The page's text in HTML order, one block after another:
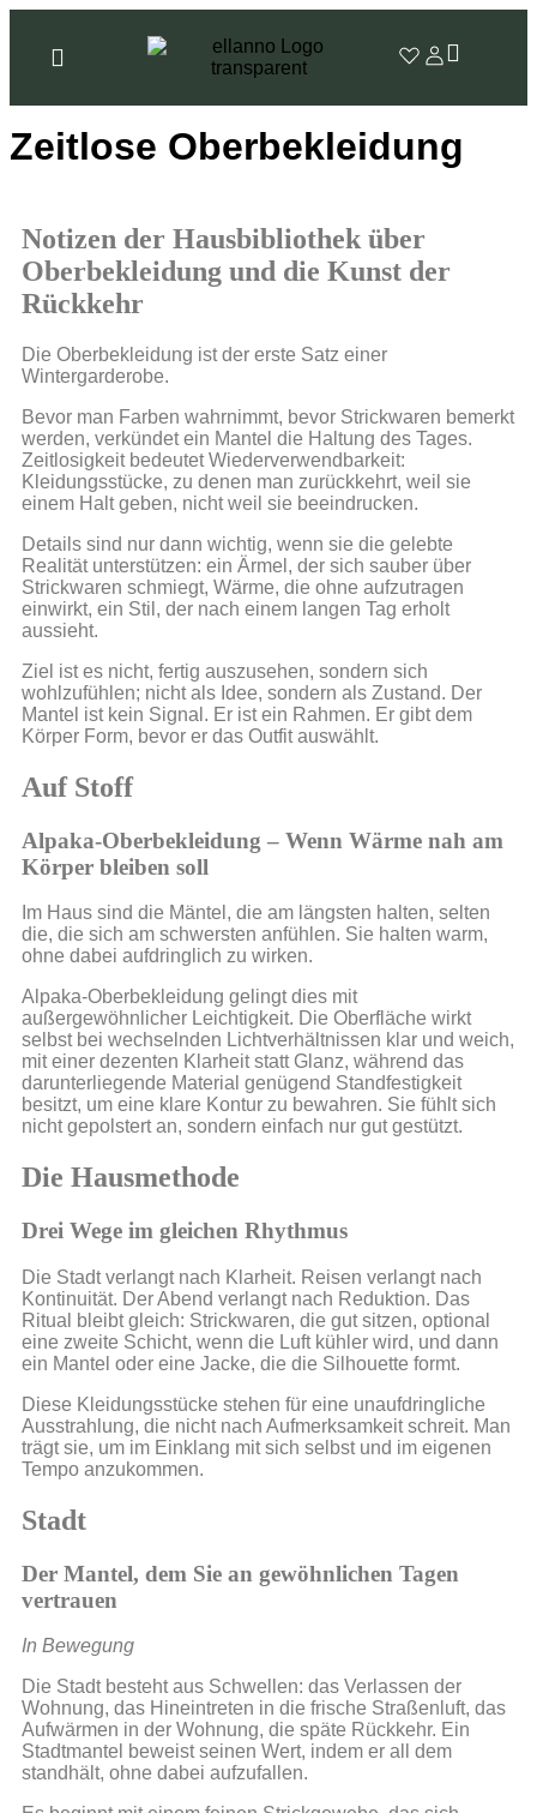
Zeitlose Oberbekleidung
Notizen der Hausbibliothek über
Oberbekleidung und die Kunst der
Rückkehr
Die Oberbekleidung ist der erste Satz einer
Wintergarderobe.
Bevor man Farben wahrnimmt, bevor Strickwaren bemerkt
werden, verkündet ein Mantel die Haltung des Tages.
Zeitlosigkeit bedeutet Wiederverwendbarkeit:
Kleidungsstücke, zu denen man zurückkehrt, weil sie
einem Halt geben, nicht weil sie beeindrucken.
Details sind nur dann wichtig, wenn sie die gelebte
Realität unterstützen: ein Ärmel, der sich sauber über
Strickwaren schmiegt, Wärme, die ohne aufzutragen
einwirkt, ein Stil, der nach einem langen Tag erholt
aussieht.
Ziel ist es nicht, fertig auszusehen, sondern sich
wohlzufühlen; nicht als Idee, sondern als Zustand. Der
Mantel ist kein Signal. Er ist ein Rahmen. Er gibt dem
Körper Form, bevor er das Outfit auswählt.
Auf Stoff
Alpaka-Oberbekleidung – Wenn Wärme nah am
Körper bleiben soll
Im Haus sind die Mäntel, die am längsten halten, selten
die, die sich am schwersten anfühlen. Sie halten warm,
ohne dabei aufdringlich zu wirken.
Alpaka-Oberbekleidung gelingt dies mit
außergewöhnlicher Leichtigkeit. Die Oberfläche wirkt
selbst bei wechselnden Lichtverhältnissen klar und weich,
mit einer dezenten Klarheit statt Glanz, während das
darunterliegende Material genügend Standfestigkeit
besitzt, um eine klare Kontur zu bewahren. Sie fühlt sich
nicht gepolstert an, sondern einfach nur gut gestützt.
Die Hausmethode
Drei Wege im gleichen Rhythmus
Die Stadt verlangt nach Klarheit. Reisen verlangt nach
Kontinuität. Der Abend verlangt nach Reduktion. Das
Ritual bleibt gleich: Strickwaren, die gut sitzen, optional
eine zweite Schicht, wenn die Luft kühler wird, und dann
ein Mantel oder eine Jacke, die die Silhouette formt.
Diese Kleidungsstücke stehen für eine unaufdringliche
Ausstrahlung, die nicht nach Aufmerksamkeit schreit. Man
trägt sie, um im Einklang mit sich selbst und im eigenen
Tempo anzukommen.
Stadt
Der Mantel, dem Sie an gewöhnlichen Tagen
vertrauen
In Bewegung
Die Stadt besteht aus Schwellen: das Verlassen der
Wohnung, das Hineintreten in die frische Straßenluft, das
Aufwärmen in der Wohnung, die späte Rückkehr. Ein
Stadtmantel beweist seinen Wert, indem er all dem
standhält, ohne dabei aufzufallen.